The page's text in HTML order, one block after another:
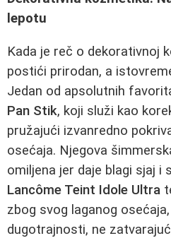
lepotu
Kada je reč o dekorativnoj
postići prirodan, a
Jedan od apsolutnih
Pan Stik, koji služi kao
pružajući izvanredno
osećaja. Njegova
omiljena jer daje blagi sjaj i
Lancôme Teint Idole Ultra
zbog svog laganog
dugotrajnosti, ne